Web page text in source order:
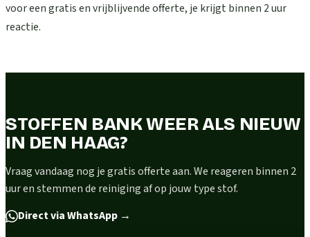
voor een gratis en vrijblijvende offerte, je krijgt binnen 2 uur
reactie.
STOFFEN BANK WEER ALS NIEUW
IN DEN HAAG?
Vraag vandaag nog je gratis offerte aan. We reageren binnen 2
uur en stemmen de reiniging af op jouw type stof.
Direct via WhatsApp →